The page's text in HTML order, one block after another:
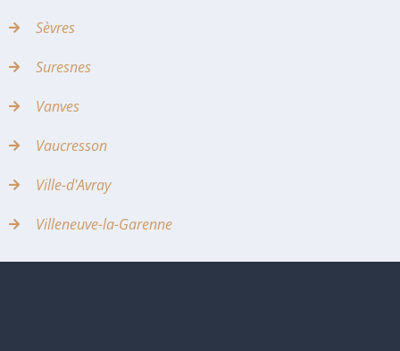
Sèvres
Suresnes
Vanves
Vaucresson
Ville-d'Avray
Villeneuve-la-Garenne